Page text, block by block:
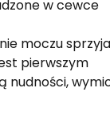
w cewce
moczu sprzyja
pierwszym
nudności,